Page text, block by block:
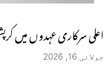
اعلی سرکاری عہدوں میں
جولائی 16, 2026